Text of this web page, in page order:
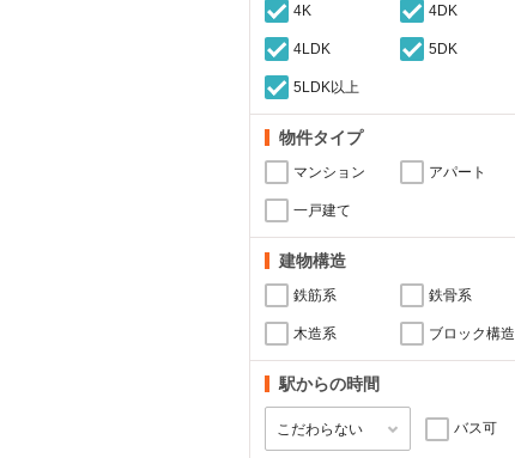
4K 4DK
4LDK 5DK
5LDK以上
物件タイプ
マンション アパート
一戸建て
建物構造
鉄筋系 鉄骨系
木造系 ブロック構造
駅からの時間
バス可